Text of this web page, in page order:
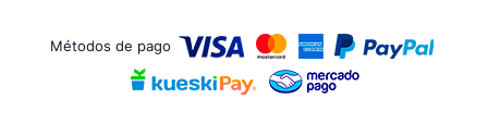
Métodos de pago